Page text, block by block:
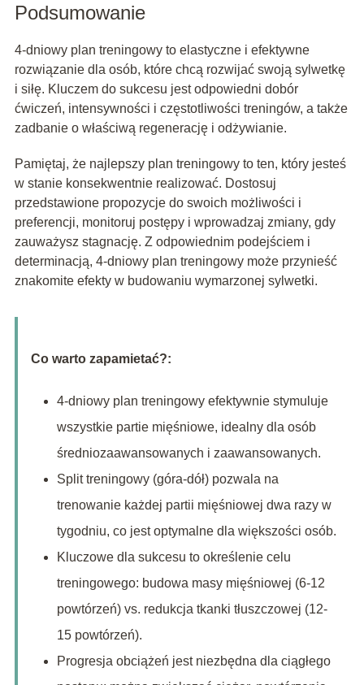
Podsumowanie
4-dniowy plan treningowy to elastyczne i efektywne
rozwiązanie dla osób, które chcą rozwijać swoją sylwetkę
i siłę. Kluczem do sukcesu jest odpowiedni dobór
ćwiczeń, intensywności i częstotliwości treningów, a także
zadbanie o właściwą regenerację i odżywianie.
Pamiętaj, że najlepszy plan treningowy to ten, który jesteś
w stanie konsekwentnie realizować. Dostosuj
przedstawione propozycje do swoich możliwości i
preferencji, monitoruj postępy i wprowadzaj zmiany, gdy
zauważysz stagnację. Z odpowiednim podejściem i
determinacją, 4-dniowy plan treningowy może przynieść
znakomite efekty w budowaniu wymarzonej sylwetki.
Co warto zapamietać?:
4-dniowy plan treningowy efektywnie stymuluje
wszystkie partie mięśniowe, idealny dla osób
średniozaawansowanych i zaawansowanych.
Split treningowy (góra-dół) pozwala na
trenowanie każdej partii mięśniowej dwa razy w
tygodniu, co jest optymalne dla większości osób.
Kluczowe dla sukcesu to określenie celu
treningowego: budowa masy mięśniowej (6-12
powtórzeń) vs. redukcja tkanki tłuszczowej (12-
15 powtórzeń).
Progresja obciążeń jest niezbędna dla ciągłego